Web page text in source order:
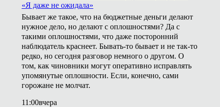
«Я даже не ожидала»
Бывает же такое, что на бюджетные деньги делают
нужное дело, но делают с оплошностями? Да с
такими оплошностями, что даже посторонний
наблюдатель краснеет. Бывать-то бывает и не так-то
редко, но сегодня разговор немного о другом. О
том, как чиновники могут оперативно исправлять
упомянутые оплошности. Если, конечно, сами
горожане не молчат.
11:00вчера